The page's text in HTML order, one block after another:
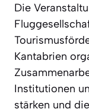
Die
Kantabrien
Institutionen
stärken und